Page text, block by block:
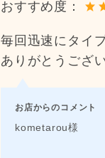
おすすめ度：
毎回迅速にタイ
ありがとうござ
お店からのコメント
kometarou様